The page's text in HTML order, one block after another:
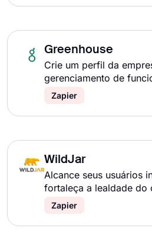
Greenhouse
Crie um perfil da
gerenciamento de
Zapier
WildJar
Alcance seus usuários
fortaleça a lealdade do
Zapier